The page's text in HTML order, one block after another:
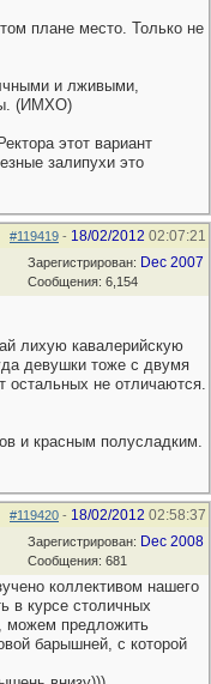
плане место. Только не
и лживыми,
(ИМХО)
этот вариант
залипухи это
#119419 - 18/02/2012 02:07:21
Зарегистрирован: Dec 2007
Сообщения: 6,154
лихую кавалерийскую
девушки тоже с двумя
остальных не отличаются.
и красным полусладким.
#119420 - 18/02/2012 02:58:37
Зарегистрирован: Dec 2008
Сообщения: 681
коллективом нашего
в курсе столичных
можем предложить
барышней, с которой